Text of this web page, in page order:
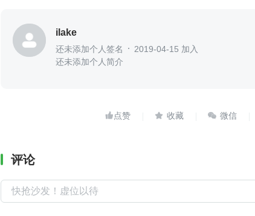
ilake
还未添加个人签名
2019-04-15 加入
还未添加个人简介
  
评论